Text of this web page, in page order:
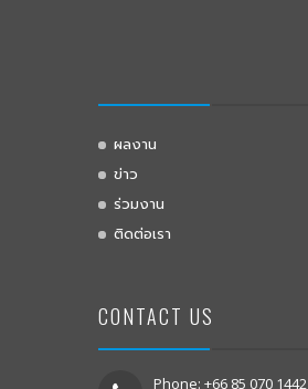
ผลงาน
ข่าว
ร่วมงาน
ติดต่อเรา
CONTACT US
Phone: +66 85 070 1442